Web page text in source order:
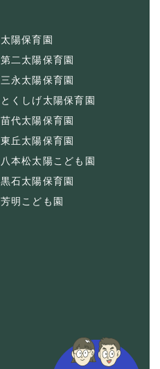
太陽保育園
第二太陽保育園
三永太陽保育園
とくしげ太陽保育園
苗代太陽保育園
東丘太陽保育園
八本松太陽こども園
黒石太陽保育園
芳明こども園